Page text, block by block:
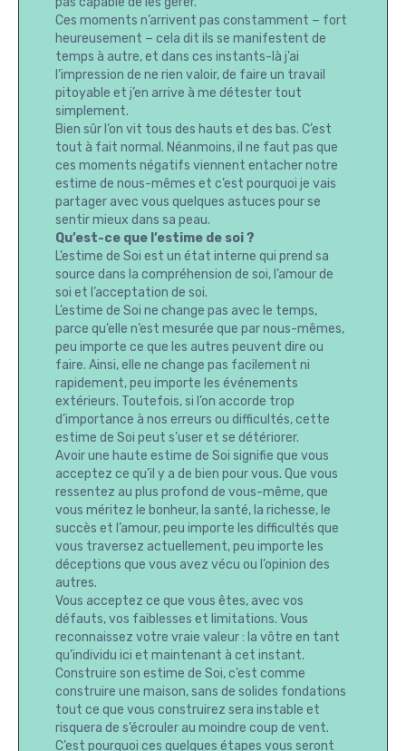
Ces moments n’arrivent pas constamment − fort
heureusement − cela dit ils se manifestent de
temps à autre, et dans ces instants-là j’ai
l’impression de ne rien valoir, de faire un travail
pitoyable et j’en arrive à me détester tout
simplement.
Bien sûr l’on vit tous des hauts et des bas. C’est
tout à fait normal. Néanmoins, il ne faut pas que
ces moments négatifs viennent entacher notre
estime de nous-mêmes et c’est pourquoi je vais
partager avec vous quelques astuces pour se
sentir mieux dans sa peau.
Qu’est-ce que l’estime de soi ?
L’estime de Soi est un état interne qui prend sa
source dans la compréhension de soi, l’amour de
soi et l’acceptation de soi.
L’estime de Soi ne change pas avec le temps,
parce qu’elle n’est mesurée que par nous-mêmes,
peu importe ce que les autres peuvent dire ou
faire. Ainsi, elle ne change pas facilement ni
rapidement, peu importe les événements
extérieurs. Toutefois, si l’on accorde trop
d’importance à nos erreurs ou difficultés, cette
estime de Soi peut s’user et se détériorer.
Avoir une haute estime de Soi signifie que vous
acceptez ce qu’il y a de bien pour vous. Que vous
ressentez au plus profond de vous-même, que
vous méritez le bonheur, la santé, la richesse, le
succès et l’amour, peu importe les difficultés que
vous traversez actuellement, peu importe les
déceptions que vous avez vécu ou l’opinion des
autres.
Vous acceptez ce que vous êtes, avec vos
défauts, vos faiblesses et limitations. Vous
reconnaissez votre vraie valeur : la vôtre en tant
qu’individu ici et maintenant à cet instant.
Construire son estime de Soi, c’est comme
construire une maison, sans de solides fondations
tout ce que vous construirez sera instable et
risquera de s’écrouler au moindre coup de vent.
C’est pourquoi ces quelques étapes vous seront